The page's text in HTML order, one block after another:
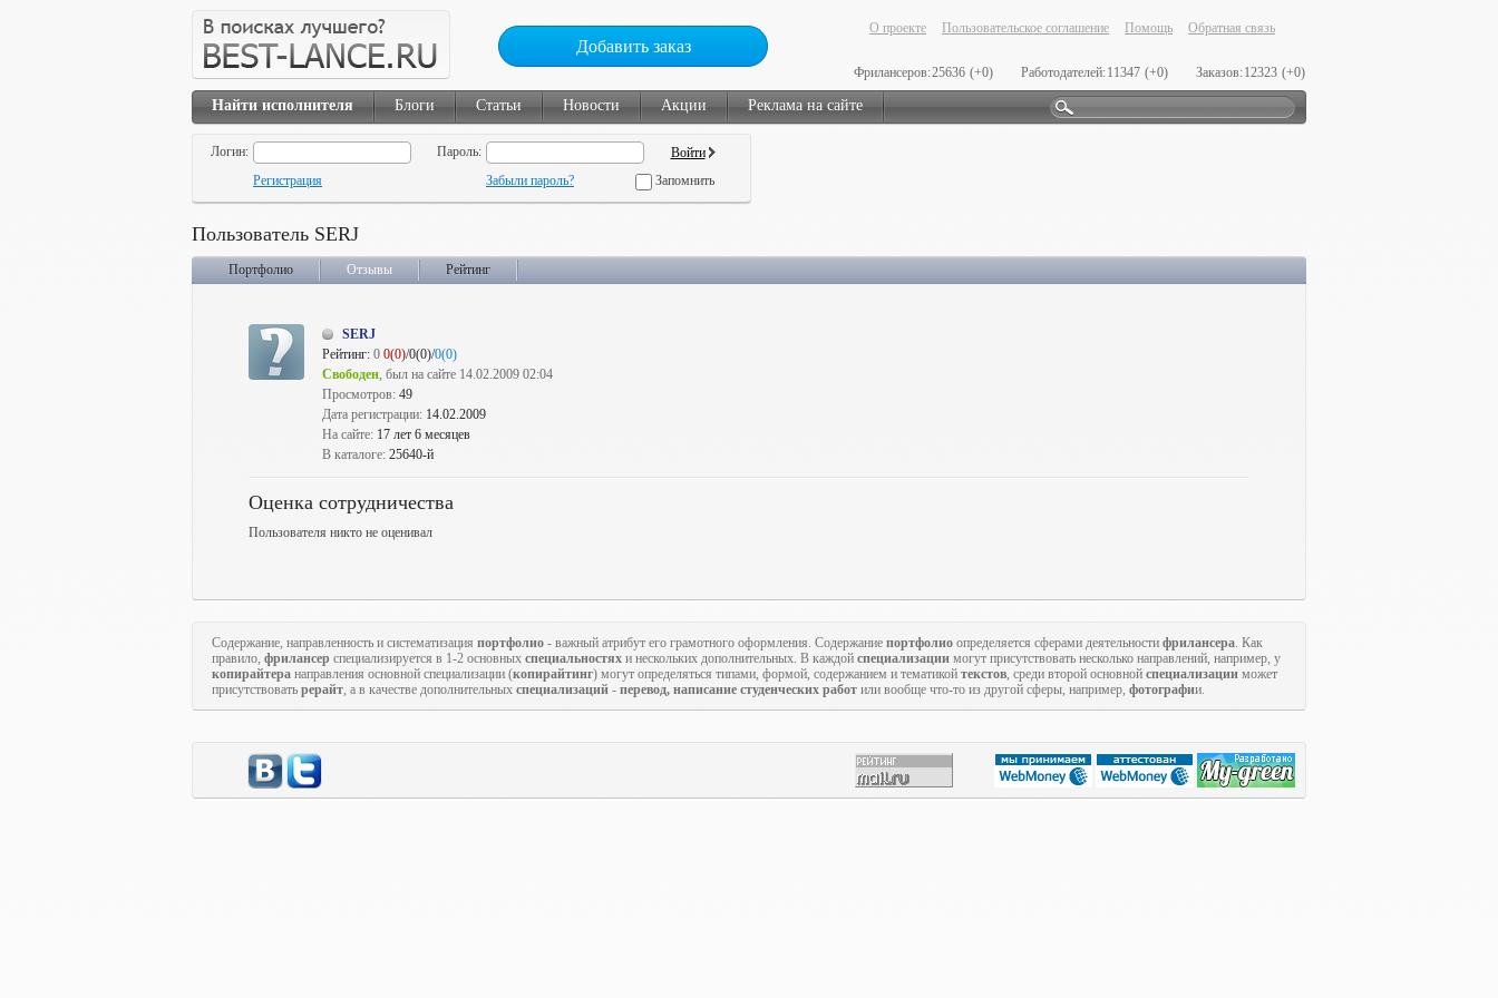
Добавить заказ
О проекте Пользовательское соглашение Помощь Обратная связь
Фрилансеров:25636 (+0) Работодателей:11347 (+0) Заказов:12323 (+0)
Найти исполнителя Блоги Статьи Новости Акции Реклама на сайте
Логин:
Пароль:
Регистрация
Забыли пароль? Запомнить
Пользователь SERJ
Портфолио Отзывы Рейтинг
SERJ
Рейтинг: 0 0(0)/0(0)/0(0)
Свободен, был на сайте 14.02.2009 02:04
Просмотров: 49
Дата регистрации: 14.02.2009
На сайте: 17 лет 6 месяцев
В каталоге: 25640-й
Оценка сотрудничества
Пользователя никто не оценивал
Содержание, направленность и систематизация портфолио - важный атрибут его грамотного оформления. Содержание портфолио определяется сферами деятельности фрилансера. Как
правило, фрилансер специализируется в 1-2 основных специальностях и нескольких дополнительных. В каждой специализации могут присутствовать несколько направлений, например, у
копирайтера направления основной специализации (копирайтинг) могут определяться типами, формой, содержанием и тематикой текстов, среди второй основной специализации может
присутствовать рерайт, а в качестве дополнительных специализаций - перевод, написание студенческих работ или вообще что-то из другой сферы, например, фотографии.